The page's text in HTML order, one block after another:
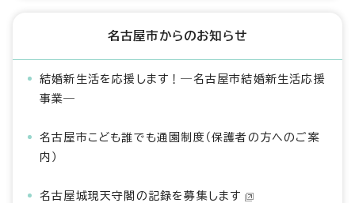
名古屋市からのお知らせ
結婚新生活を応援します！―名古屋市結婚新生活応援
事業―
名古屋市こども誰でも通園制度（保護者の方へのご案
内）
名古屋城現天守閣の記録を募集します